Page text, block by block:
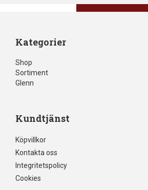
Kategorier
Shop
Sortiment
Glenn
Kundtjänst
Köpvillkor
Kontakta oss
Integritetspolicy
Cookies